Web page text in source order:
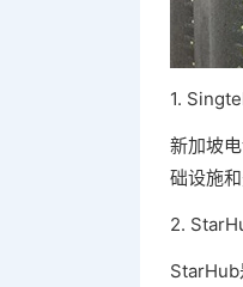
1.
新加坡
础设施
2.
StarHub